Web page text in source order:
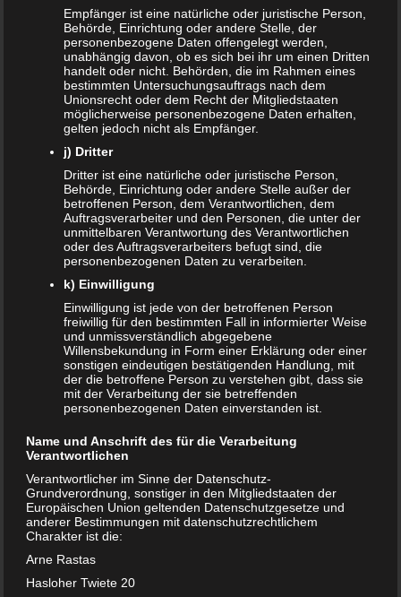
Der Schnuller ist ein ständiger Begleiter von Babys und
Kleinkindern. Irgendwann sollte man jedoch Abschied
vom geliebten Nuckel nehmen und die Kinder an ein
Leben…
WEITERLESEN...
Schuhe für Kinder kaufen
Die Fußentwicklung des Kindes ist überaus wichtig. Wird
das Kind doch auf diesen Füßen den Rest seines Lebens
verbringen. Umso wichtiger ist es, dass diese…
WEITERLESEN...
Empfänger ist eine natürliche oder juristische Person,
Behörde, Einrichtung oder andere Stelle, der
personenbezogene Daten offengelegt werden,
unabhängig davon, ob es sich bei ihr um einen Dritten
handelt oder nicht. Behörden, die im Rahmen eines
bestimmten Untersuchungsauftrags nach dem
Unionsrecht oder dem Recht der Mitgliedstaaten
möglicherweise personenbezogene Daten erhalten,
gelten jedoch nicht als Empfänger.
j) Dritter
Dritter ist eine natürliche oder juristische Person,
Behörde, Einrichtung oder andere Stelle außer der
betroffenen Person, dem Verantwortlichen, dem
Auftragsverarbeiter und den Personen, die unter der
unmittelbaren Verantwortung des Verantwortlichen
oder des Auftragsverarbeiters befugt sind, die
personenbezogenen Daten zu verarbeiten.
k) Einwilligung
Einwilligung ist jede von der betroffenen Person
freiwillig für den bestimmten Fall in informierter Weise
und unmissverständlich abgegebene
Willensbekundung in Form einer Erklärung oder einer
sonstigen eindeutigen bestätigenden Handlung, mit
der die betroffene Person zu verstehen gibt, dass sie
mit der Verarbeitung der sie betreffenden
personenbezogenen Daten einverstanden ist.
Name und Anschrift des für die Verarbeitung
Verantwortlichen
Verantwortlicher im Sinne der Datenschutz-
Grundverordnung, sonstiger in den Mitgliedstaaten der
Europäischen Union geltenden Datenschutzgesetze und
anderer Bestimmungen mit datenschutzrechtlichem
Charakter ist die:
Arne Rastas
Hasloher Twiete 20